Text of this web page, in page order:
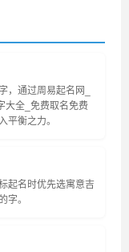
，通过周易起名网_
大全_免费取名免费
平衡之力。
起名时优先选寓意吉
字。